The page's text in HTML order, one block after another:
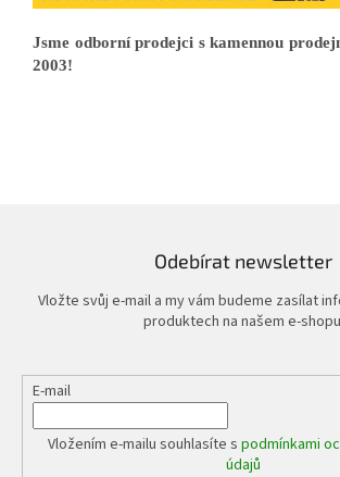
Jsme odborní prodejci s kamennou
2003!
Odebírat newsletter
Vložte svůj e-mail a my vám budeme zasílat
produktech na našem e-
E-mail
Vložením e-mailu souhlasíte s podmínkami
údajů